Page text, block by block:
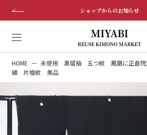
し
テ
ショップからのお知らせ
HOME
未使用 黒留袖 五つ紋 鳳凰に正倉
繍 片喰紋 美品